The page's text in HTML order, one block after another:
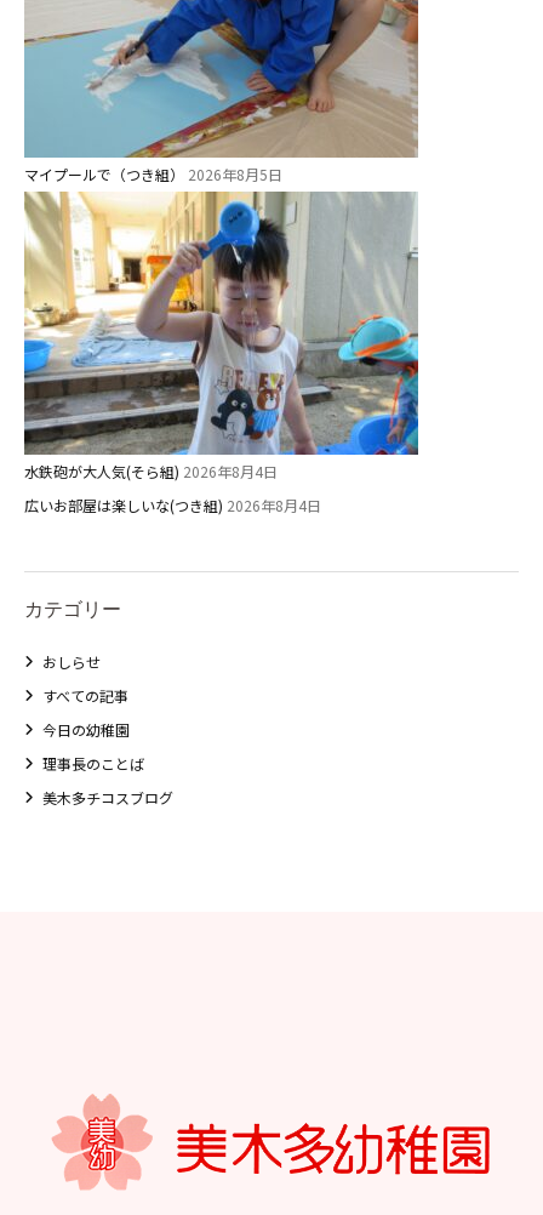
マイプールで（つき組） 2026年8月5日
水鉄砲が大人気(そら組) 2026年8月4日
広いお部屋は楽しいな(つき組) 2026年8月4日
カテゴリー
おしらせ
すべての記事
今日の幼稚園
理事長のことば
美木多チコスブログ